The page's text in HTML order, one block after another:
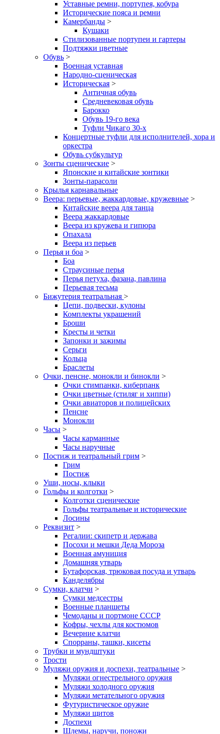
Уставные ремни, портупея, кобура
Исторические пояса и ремни
Камербанды >
Кушаки
Стилизованные портупеи и гартеры
Подтяжки цветные
Обувь >
Военная уставная
Народно-сценическая
Историческая >
Античная обувь
Средневековая обувь
Барокко
Обувь 19-го века
Туфли Чикаго 30-х
Концертные туфли для исполнителей, хора и
оркестра
Обувь субкультур
Зонты сценические >
Японские и китайские зонтики
Зонты-парасоли
Крылья карнавальные
Веера: перьевые, жаккардовые, кружевные >
Китайские веера для танца
Веера жаккардовые
Веера из кружева и гипюра
Опахала
Веера из перьев
Перья и боа >
Боа
Страусиные перья
Перья петуха, фазана, павлина
Перьевая тесьма
Бижутерия театральная >
Цепи, подвески, кулоны
Комплекты украшений
Броши
Кресты и четки
Запонки и зажимы
Серьги
Кольца
Браслеты
Очки, пенсне, монокли и бинокли >
Очки стимпанки, киберпанк
Очки цветные (стиляг и хиппи)
Очки авиаторов и полицейских
Пенсне
Монокли
Часы >
Часы карманные
Часы наручные
Постиж и театральный грим >
Грим
Постиж
Уши, носы, клыки
Гольфы и колготки >
Колготки сценические
Гольфы театральные и исторические
Лосины
Реквизит >
Регалии: скипетр и держава
Посохи и мешки Деда Мороза
Военная амуниция
Домашняя утварь
Бутафорская, трюковая посуда и утварь
Канделябры
Сумки, клатчи >
Сумки медсестры
Военные планшеты
Чемоданы и портмоне СССР
Кофры, чехлы для костюмов
Вечерние клатчи
Спорраны, ташки, кисеты
Трубки и мундштуки
Трости
Муляжи оружия и доспехи, театральные >
Муляжи огнестрельного оружия
Муляжи холодного оружия
Муляжи метательного оружия
Футуристическое оружие
Муляжи щитов
Доспехи
Шлемы, наручи, поножи